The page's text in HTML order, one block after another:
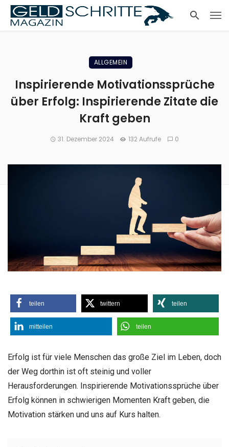
ALLGEMEIN
Inspirierende Motivationssprüche
über Erfolg: Inspirierende Zitate die
Kraft geben
31. Dezember 2024 132 Aufrufe 0
teilen twittern teilen
mitteilen teilen
Erfolg ist für viele Menschen das große Ziel im Leben, doch
der Weg dorthin ist oft steinig und voller
Herausforderungen. Inspirierende Motivationssprüche über
Erfolg können in schwierigen Momenten Kraft geben, die
Motivation stärken und uns auf Kurs halten.